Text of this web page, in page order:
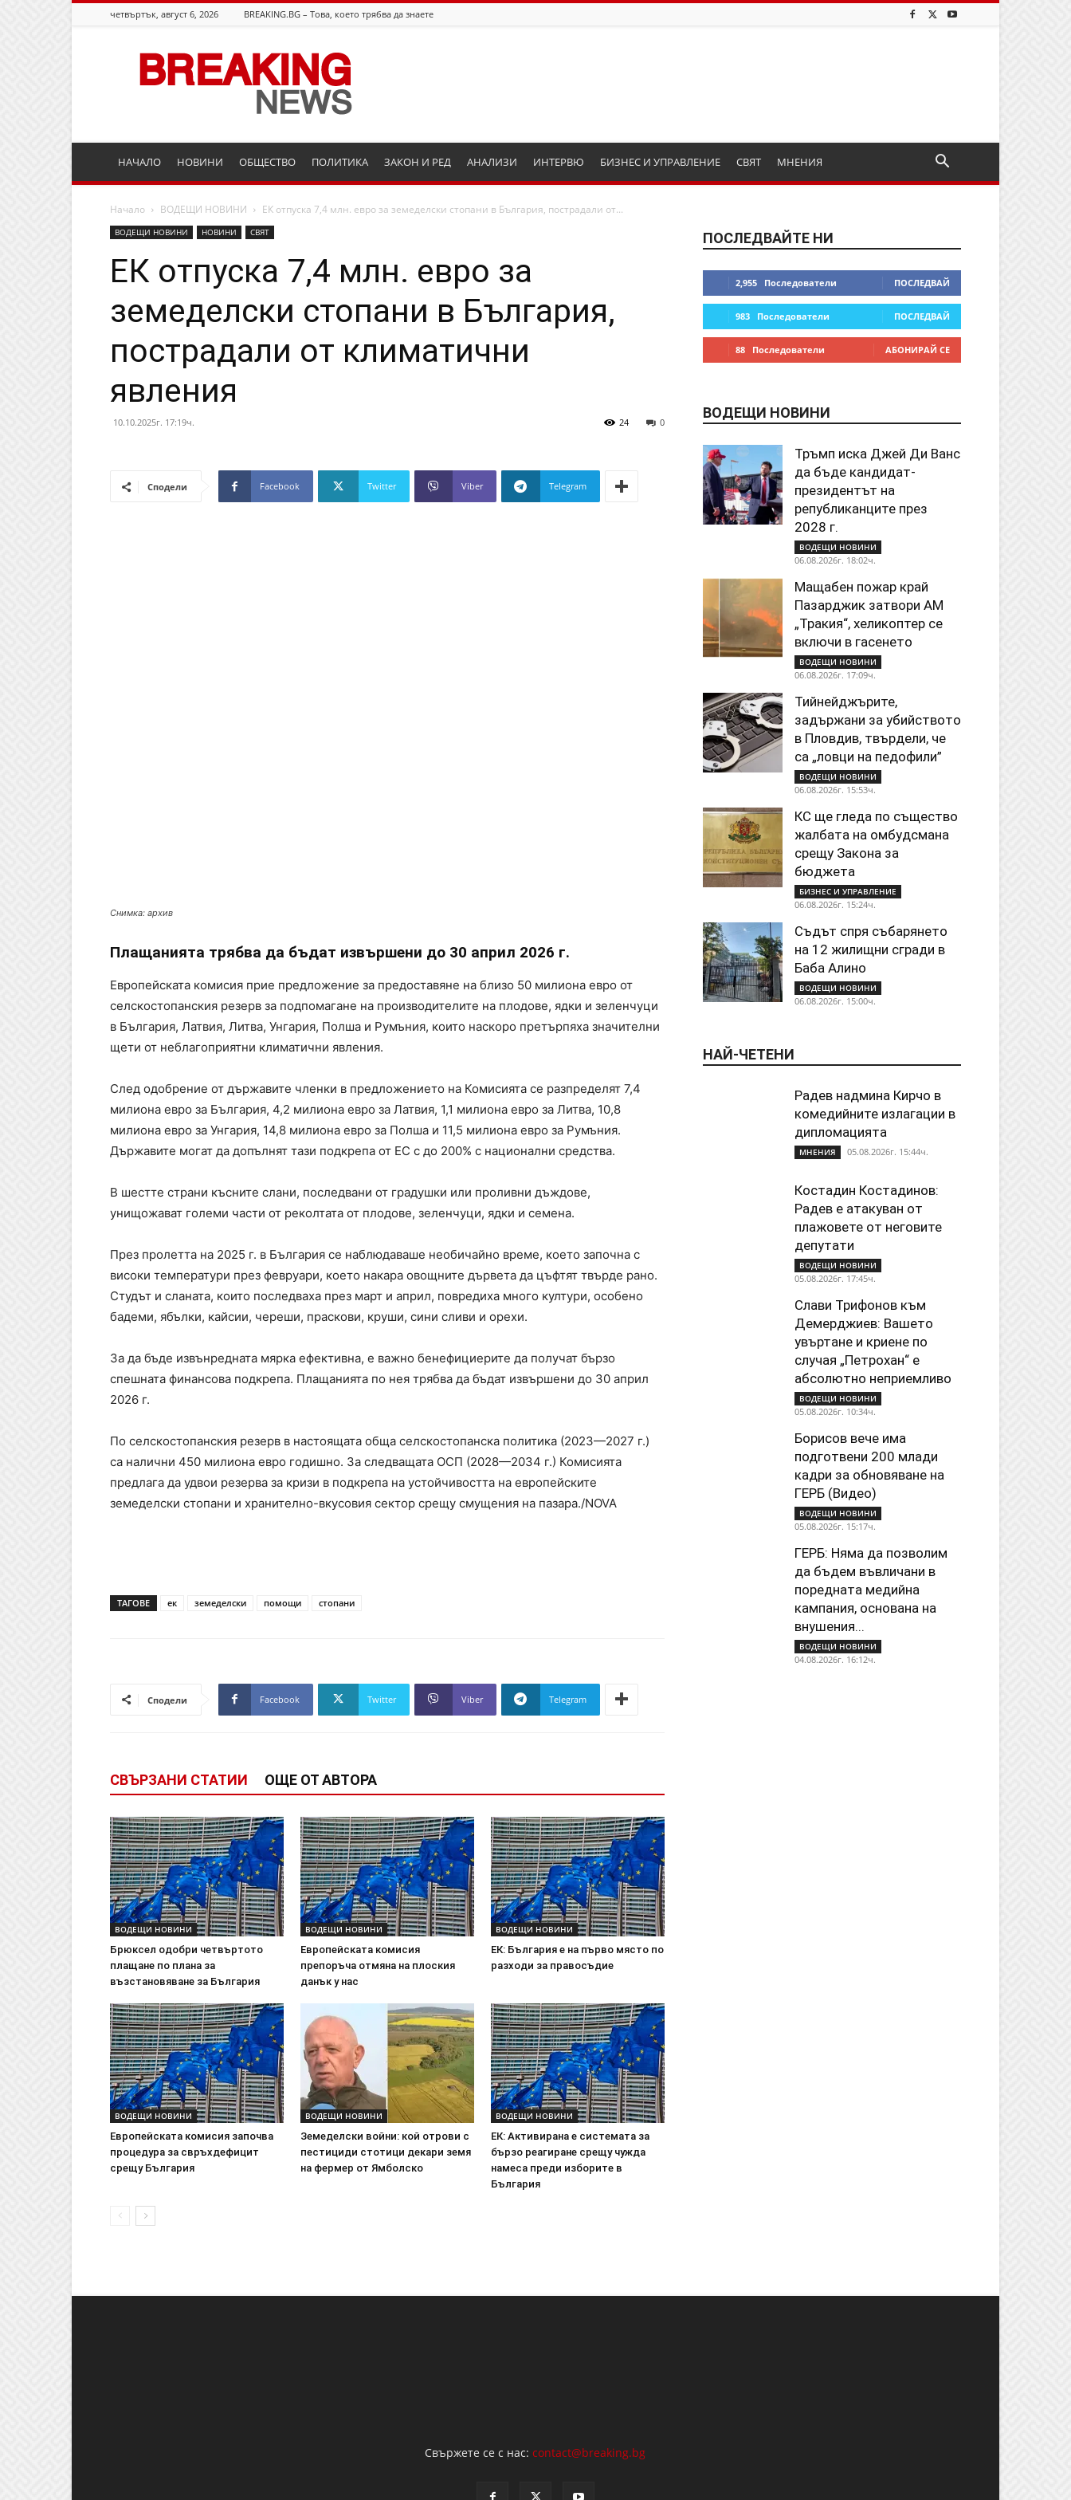
четвъртък, август 6, 2026 BREAKING.BG – Това, което трябва да знаете
Breaking.bg
НАЧАЛО НОВИНИ ОБЩЕСТВО ПОЛИТИКА ЗАКОН И РЕД АНАЛИЗИ ИНТЕРВЮ БИЗНЕС И УПРАВЛЕНИЕ СВЯТ МНЕНИЯ
Начало ВОДЕЩИ НОВИНИ ЕК отпуска 7,4 млн. евро за земеделски стопани в България, пострадали от...
ВОДЕЩИ НОВИНИ НОВИНИ СВЯТ
ЕК отпуска 7,4 млн. евро за
земеделски стопани в България,
пострадали от климатични
явления
10.10.2025г. 17:19ч. 0
24
Сподели Facebook Twitter Viber Telegram
Снимка: архив
Плащанията трябва да бъдат извършени до 30 април 2026 г.
Европейската комисия прие предложение за предоставяне на близо 50 милиона евро от
селскостопанския резерв за подпомагане на производителите на плодове, ядки и зеленчуци
в България, Латвия, Литва, Унгария, Полша и Румъния, които наскоро претърпяха значителни
щети от неблагоприятни климатични явления.
След одобрение от държавите членки в предложението на Комисията се разпределят 7,4
милиона евро за България, 4,2 милиона евро за Латвия, 1,1 милиона евро за Литва, 10,8
милиона евро за Унгария, 14,8 милиона евро за Полша и 11,5 милиона евро за Румъния.
Държавите могат да допълнят тази подкрепа от ЕС с до 200% с национални средства.
В шестте страни късните слани, последвани от градушки или проливни дъждове,
унищожават големи части от реколтата от плодове, зеленчуци, ядки и семена.
През пролетта на 2025 г. в България се наблюдаваше необичайно време, което започна с
високи температури през февруари, което накара овощните дървета да цъфтят твърде рано.
Студът и сланата, които последваха през март и април, повредиха много култури, особено
бадеми, ябълки, кайсии, череши, праскови, круши, сини сливи и орехи.
За да бъде извънредната мярка ефективна, е важно бенефициерите да получат бързо
спешната финансова подкрепа. Плащанията по нея трябва да бъдат извършени до 30 април
2026 г.
По селскостопанския резерв в настоящата обща селскостопанска политика (2023—2027 г.)
са налични 450 милиона евро годишно. За следващата ОСП (2028—2034 г.) Комисията
предлага да удвои резерва за кризи в подкрепа на устойчивостта на европейските
земеделски стопани и хранително-вкусовия сектор срещу смущения на пазара./NOVA
ТАГОВЕ ек земеделски помощи стопани
Сподели Facebook Twitter Viber Telegram
СВЪРЗАНИ СТАТИИ ОЩЕ ОТ АВТОРА
ВОДЕЩИ НОВИНИ
Брюксел одобри четвъртото
плащане по плана за
възстановяване за България
ВОДЕЩИ НОВИНИ
Европейската комисия
препоръча отмяна на плоския
данък у нас
ВОДЕЩИ НОВИНИ
ЕК: България е на първо място по
разходи за правосъдие
ВОДЕЩИ НОВИНИ
Европейската комисия започва
процедура за свръхдефицит
срещу България
ВОДЕЩИ НОВИНИ
Земеделски войни: кой отрови с
пестициди стотици декари земя
на фермер от Ямболско
ВОДЕЩИ НОВИНИ
ЕК: Активирана е системата за
бързо реагиране срещу чужда
намеса преди изборите в
България
ПОСЛЕДВАЙТЕ НИ
2,955 Последователи ПОСЛЕДВАЙ
983 Последователи ПОСЛЕДВАЙ
88 Последователи АБОНИРАЙ СЕ
ВОДЕЩИ НОВИНИ
Тръмп иска Джей Ди Ванс
да бъде кандидат-
президентът на
републиканците през
2028 г.
ВОДЕЩИ НОВИНИ
06.08.2026г. 18:02ч.
Мащабен пожар край
Пазарджик затвори АМ
„Тракия“, хеликоптер се
включи в гасенето
ВОДЕЩИ НОВИНИ
06.08.2026г. 17:09ч.
Тийнейджърите,
задържани за убийството
в Пловдив, твърдели, че
са „ловци на педофили”
ВОДЕЩИ НОВИНИ
06.08.2026г. 15:53ч.
КС ще гледа по същество
жалбата на омбудсмана
срещу Закона за
бюджета
БИЗНЕС И УПРАВЛЕНИЕ
06.08.2026г. 15:24ч.
Съдът спря събарянето
на 12 жилищни сгради в
Баба Алино
ВОДЕЩИ НОВИНИ
06.08.2026г. 15:00ч.
НАЙ-ЧЕТЕНИ
Радев надмина Кирчо в
комедийните излагации в
дипломацията
МНЕНИЯ 05.08.2026г. 15:44ч.
Костадин Костадинов:
Радев е атакуван от
плажoвете от неговите
депутати
ВОДЕЩИ НОВИНИ
05.08.2026г. 17:45ч.
Слави Трифонов към
Демерджиев: Вашето
увъртане и криене по
случая „Петрохан“ е
абсолютно неприемливо
ВОДЕЩИ НОВИНИ
05.08.2026г. 10:34ч.
Борисов вече има
подготвени 200 млади
кадри за обновяване на
ГЕРБ (Видео)
ВОДЕЩИ НОВИНИ
05.08.2026г. 15:17ч.
ГЕРБ: Няма да позволим
да бъдем въвличани в
поредната медийна
кампания, основана на
внушения...
ВОДЕЩИ НОВИНИ
04.08.2026г. 16:12ч.
Свържете се с нас:contact@breaking.bg